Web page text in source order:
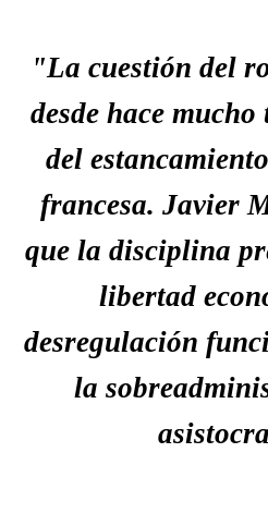
"La cuestión del
desde hace
del
francesa. Javier
que la disciplina
libertad
desregulación
la